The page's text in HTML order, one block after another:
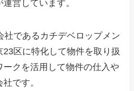
営しています。
社であるカチデベロップメン
23区に特化して物件を取り扱
ークを活用して物件の仕入や
です。